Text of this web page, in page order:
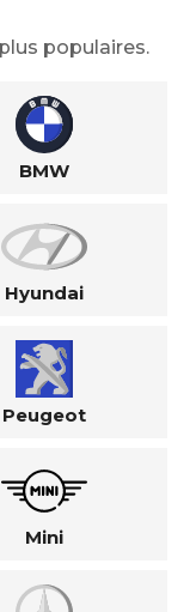
populaires.
BMW
Hyundai
Peugeot
Mini